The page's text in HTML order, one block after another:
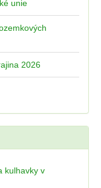
unie
2026
kulhavky v